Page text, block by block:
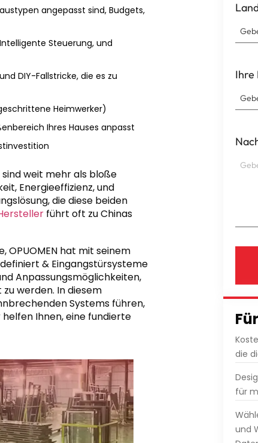
angepasst sind, Budgets,
Steuerung, und
DIY-Fallstricke, die es zu
Heimwerker)
Ihres Hauses anpasst
weit mehr als bloße
Energieeffizienz, und
die diese beiden
führt oft zu Chinas
OPUOMEN hat mit seinem
& Eingangstürsysteme
Anpassungsmöglichkeiten,
werden. In diesem
Systems führen,
Ihnen, eine fundierte
Ihre
die
für
und